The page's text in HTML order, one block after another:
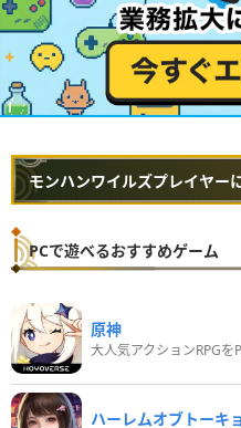
モンハンワイルズプレイヤー
PCで遊べるおすすめゲーム
原神
大人気アクションRPGを
ハーレムオブトーキ